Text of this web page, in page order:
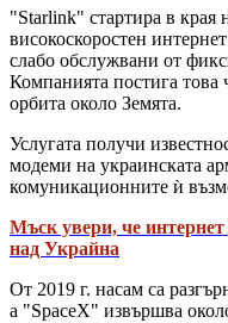
"Starlink" стартира в края
високоскоростен
слабо обслужвани от
Компанията постига това
орбита около Земята.
Услугата получи
модеми на украинската
комуникационните ѝ
Мъск увери, че
над Украйна
От 2019 г. насам са
а "SpaceX" извършва